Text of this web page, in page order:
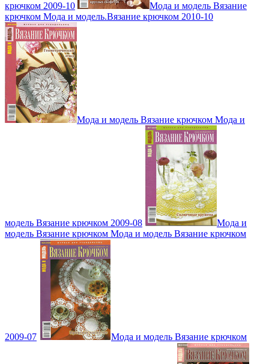
крючком 2009-10
Мода и модель Вязание
крючком Мода и модель.Вязание крючком 2010-10
Мода и модель Вязание крючком Мода и
модель Вязание крючком 2009-08
Мода и
модель Вязание крючком Мода и модель Вязание крючком
2009-07 Мода и модель Вязание крючком